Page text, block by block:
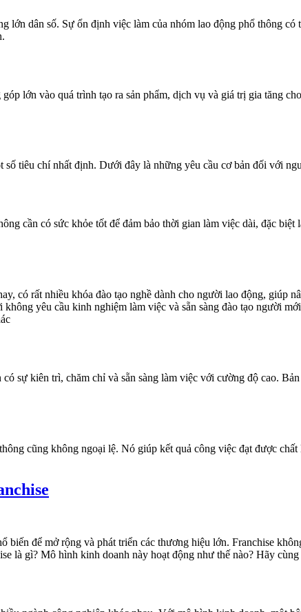
dân số. Sự ổn định việc làm của nhóm lao động phổ thông có
lớn vào quá trình tạo ra sản phẩm, dịch vụ và giá trị gia tăng
tiêu chí nhất định. Dưới đây là những yêu cầu cơ bản đối với
cần có sức khỏe tốt để đảm bảo thời gian làm việc dài, đặc
có rất nhiều khóa đào tạo nghề dành cho người lao động, giúp
yêu cầu kinh nghiệm làm việc và sẵn sàng đào tạo người
sự kiên trì, chăm chỉ và sẵn sàng làm việc với cường độ cao.
cũng không ngoại lệ. Nó giúp kết quả công việc đạt được chất
để mở rộng và phát triển các thương hiệu lớn. Franchise
là gì? Mô hình kinh doanh này hoạt động như thế nào? Hãy